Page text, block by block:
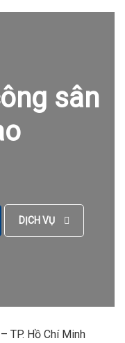
sân
DỊCH VỤ
TP. Hồ Chí Minh